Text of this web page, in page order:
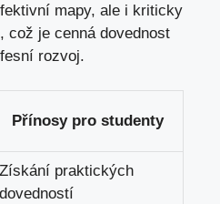
mapy, ale i kriticky
což je cenná dovednost
rozvoj.
Přínosy pro studenty
Získání praktických
dovedností